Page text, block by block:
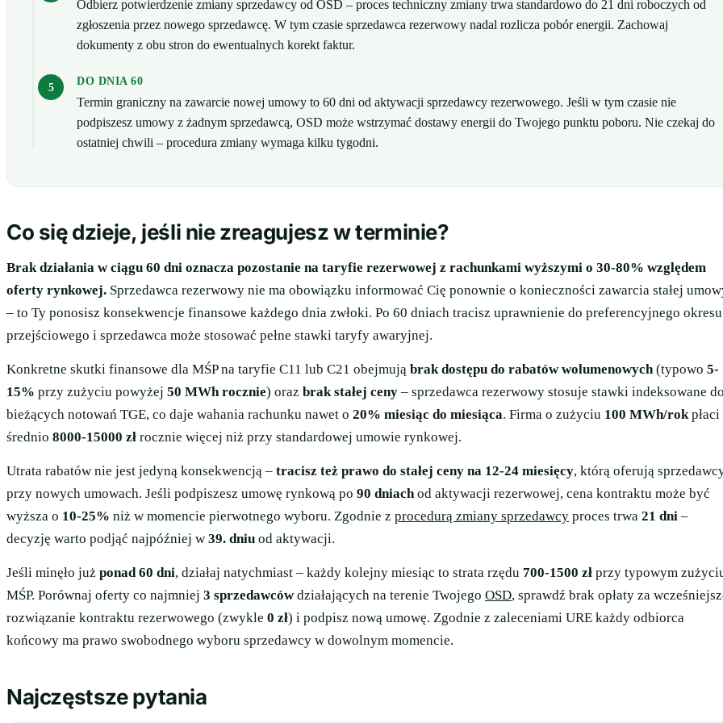
Odbierz potwierdzenie zmiany sprzedawcy od OSD – proces techniczny zmiany trwa standardowo do 21 dni roboczych od
zgłoszenia przez nowego sprzedawcę. W tym czasie sprzedawca rezerwowy nadal rozlicza pobór energii. Zachowaj
dokumenty z obu stron do ewentualnych korekt faktur.
DO DNIA 60
Termin graniczny na zawarcie nowej umowy to 60 dni od aktywacji sprzedawcy rezerwowego. Jeśli w tym czasie nie
podpiszesz umowy z żadnym sprzedawcą, OSD może wstrzymać dostawy energii do Twojego punktu poboru. Nie czekaj do
ostatniej chwili – procedura zmiany wymaga kilku tygodni.
Co się dzieje, jeśli nie zreagujesz w terminie?
Brak działania w ciągu 60 dni oznacza pozostanie na taryfie rezerwowej z rachunkami wyższymi o 30-80% względem
oferty rynkowej. Sprzedawca rezerwowy nie ma obowiązku informować Cię ponownie o konieczności zawarcia stałej
– to Ty ponosisz konsekwencje finansowe każdego dnia zwłoki. Po 60 dniach tracisz uprawnienie do preferencyjnego okresu
przejściowego i sprzedawca może stosować pełne stawki taryfy awaryjnej.
Konkretne skutki finansowe dla MŚP na taryfie C11 lub C21 obejmują brak dostępu do rabatów wolumenowych(typowo 5-
15% przy zużyciu powyżej 50 MWh rocznie) oraz brak stałej ceny – sprzedawca rezerwowy stosuje stawki indeksowane
bieżących notowań TGE, co daje wahania rachunku nawet o 20% miesiąc do miesiąca. Firma o zużyciu 100 MWh/rokpłaci
średnio 8000-15000 zł rocznie więcej niż przy standardowej umowie rynkowej.
Utrata rabatów nie jest jedyną konsekwencją – tracisz też prawo do stałej ceny na 12-24 miesięcy, którą oferują
przy nowych umowach. Jeśli podpiszesz umowę rynkową po 90 dniachod aktywacji rezerwowej, cena kontraktu może być
wyższa o 10-25% niż w momencie pierwotnego wyboru. Zgodnie z procedurą zmiany sprzedawcy proces trwa 21 dni –
decyzję warto podjąć najpóźniej w 39. dniu od aktywacji.
Jeśli minęło już ponad 60 dni, działaj natychmiast – każdy kolejny miesiąc to strata rzędu 700-1500 zł przy typowym
MŚP. Porównaj oferty co najmniej 3 sprzedawcówdziałających na terenie Twojego OSD, sprawdź brak opłaty za
rozwiązanie kontraktu rezerwowego (zwykle 0 zł) i podpisz nową umowę. Zgodnie z zaleceniami URE każdy odbiorca
końcowy ma prawo swobodnego wyboru sprzedawcy w dowolnym momencie.
Najczęstsze pytania